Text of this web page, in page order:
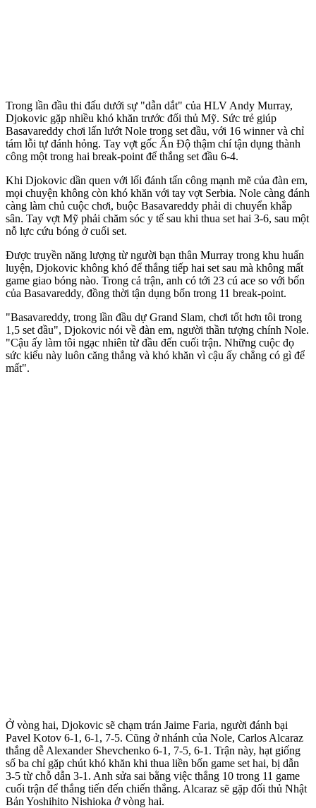
Trong lần đầu thi đấu dưới sự "dẫn dắt" của HLV Andy Murray,
Djokovic gặp nhiều khó khăn trước đối thủ Mỹ. Sức trẻ giúp
Basavareddy chơi lấn lướt Nole trong set đầu, với 16 winner và chỉ
tám lỗi tự đánh hỏng. Tay vợt gốc Ấn Độ thậm chí tận dụng thành
công một trong hai break-point để thắng set đầu 6-4.
Khi Djokovic dần quen với lối đánh tấn công mạnh mẽ của đàn em,
mọi chuyện không còn khó khăn với tay vợt Serbia. Nole càng đánh
càng làm chủ cuộc chơi, buộc Basavareddy phải di chuyển khắp
sân. Tay vợt Mỹ phải chăm sóc y tế sau khi thua set hai 3-6, sau một
nỗ lực cứu bóng ở cuối set.
Được truyền năng lượng từ người bạn thân Murray trong khu huấn
luyện, Djokovic không khó để thắng tiếp hai set sau mà không mất
game giao bóng nào. Trong cả trận, anh có tới 23 cú ace so với bốn
của Basavareddy, đồng thời tận dụng bốn trong 11 break-point.
"Basavareddy, trong lần đầu dự Grand Slam, chơi tốt hơn tôi trong
1,5 set đầu", Djokovic nói về đàn em, người thần tượng chính Nole.
"Cậu ấy làm tôi ngạc nhiên từ đầu đến cuối trận. Những cuộc đọ
sức kiểu này luôn căng thẳng và khó khăn vì cậu ấy chẳng có gì để
mất".
Ở vòng hai, Djokovic sẽ chạm trán Jaime Faria, người đánh bại
Pavel Kotov 6-1, 6-1, 7-5. Cũng ở nhánh của Nole, Carlos Alcaraz
thắng dễ Alexander Shevchenko 6-1, 7-5, 6-1. Trận này, hạt giống
số ba chỉ gặp chút khó khăn khi thua liền bốn game set hai, bị dẫn
3-5 từ chỗ dẫn 3-1. Anh sửa sai bằng việc thắng 10 trong 11 game
cuối trận để thắng tiến đến chiến thắng. Alcaraz sẽ gặp đối thủ Nhật
Bản Yoshihito Nishioka ở vòng hai.